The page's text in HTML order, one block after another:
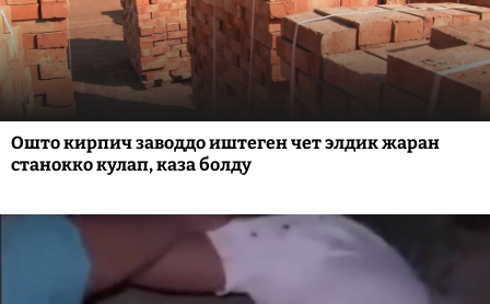
Ошто кирпич заводдо иштеген чет элдик жаран
станокко кулап, каза болду